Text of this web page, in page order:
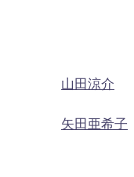
山田涼介
矢田亜希子